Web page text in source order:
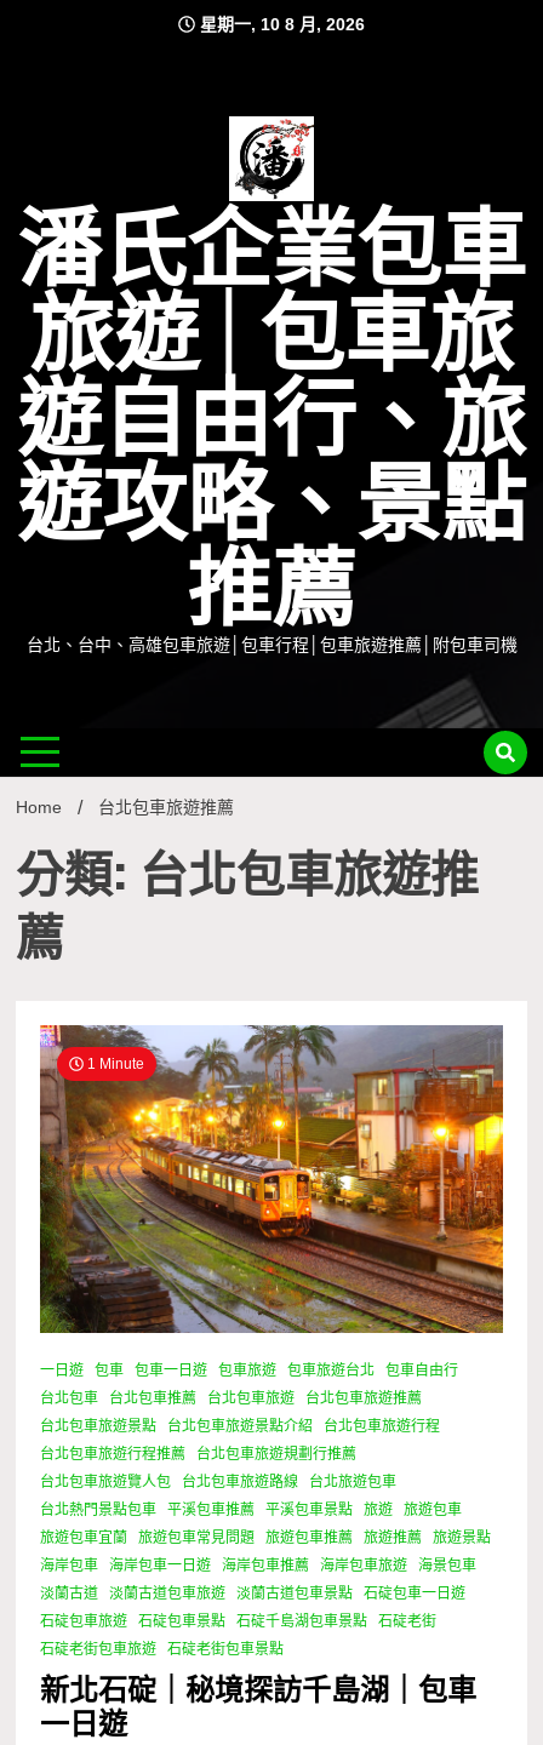
星期一, 10 8 月, 2026
潘氏企業包車
旅遊│包車旅
遊自由行、旅
遊攻略、景點
推薦
台北、台中、高雄包車旅遊│包車行程│包車旅遊推薦│附包車司機
Home 台北包車旅遊推薦
分類: 台北包車旅遊推
薦
1 Minute
一日遊 包車 包車一日遊 包車旅遊 包車旅遊台北
包車自由行
台北包車
台北包車推薦 台北包車旅遊
台北包車旅遊推薦
台北包車旅遊景點
台北包車旅遊景點介紹
台北包車旅遊行程
台北包車旅遊行程推薦
台北包車旅遊規劃行推薦
台北包車旅遊覽人包
台北包車旅遊路線
台北旅遊包車
台北熱門景點包車
平溪包車推薦 平溪包車景點 旅遊
旅遊包車
旅遊包車宜蘭
旅遊包車常見問題 旅遊包車推薦 旅遊推薦
旅遊景點
海岸包車
海岸包車一日遊 海岸包車推薦 海岸包車旅遊
海景包車
淡蘭古道
淡蘭古道包車旅遊 淡蘭古道包車景點
石碇包車一日遊
石碇包車旅遊
石碇包車景點 石碇千島湖包車景點
石碇老街
石碇老街包車旅遊
石碇老街包車景點
新北石碇｜秘境探訪千島湖｜包車
一日遊